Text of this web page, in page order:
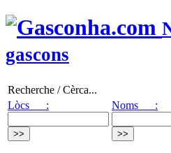
gascons
Recherche / Cèrca...
Lòcs :
Noms :